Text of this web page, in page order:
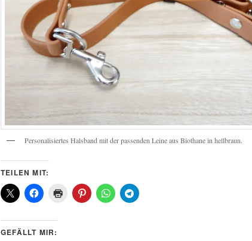
Personalisiertes Halsband mit der passenden Leine aus Biothane in hellbraun.
TEILEN MIT:
GEFÄLLT MIR: